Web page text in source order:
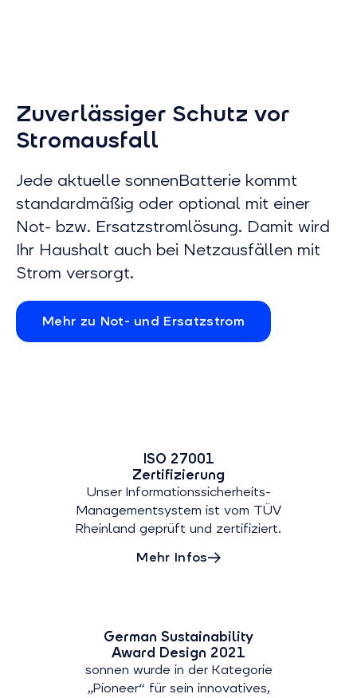
Zuverlässiger Schutz vor
Stromausfall
Jede aktuelle sonnenBatterie kommt
standardmäßig oder optional mit einer
Not- bzw. Ersatzstromlösung. Damit wird
Ihr Haushalt auch bei Netzausfällen mit
Strom versorgt.
Mehr zu Not- und Ersatzstrom
ISO 27001
Zertifizierung
Unser Informationssicherheits-
Managementsystem ist vom TÜV
Rheinland geprüft und zertifiziert.
Mehr Infos
German Sustainability
Award Design 2021
sonnen wurde in der Kategorie
„Pioneer“ für sein innovatives,